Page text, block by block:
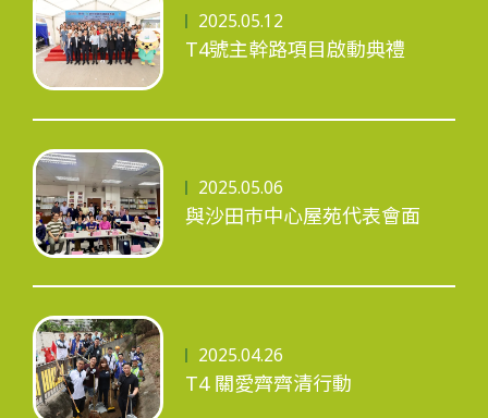
環境事宜
社區協作
資訊中心
2025.05.12
T4號主幹路項目啟動典禮
2025.05.06
與沙田巿中心屋苑代表會面
2025.04.26
T4 關愛齊齊清行動